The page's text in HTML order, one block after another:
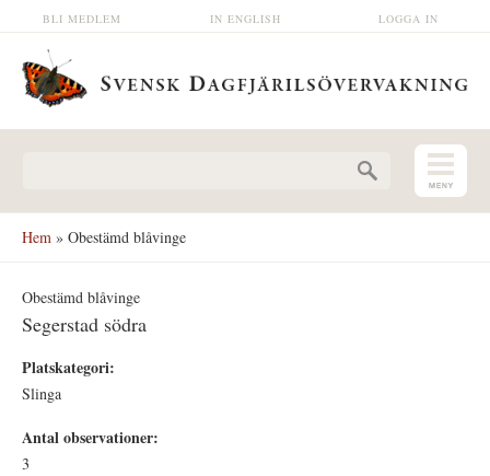
Hoppa till huvudinnehåll LOGGA IN
IN ENGLISH
BLI MEDLEM
Hem » Obestämd blåvinge
Obestämd blåvinge
Segerstad södra
Platskategori:
Slinga
Antal observationer:
3